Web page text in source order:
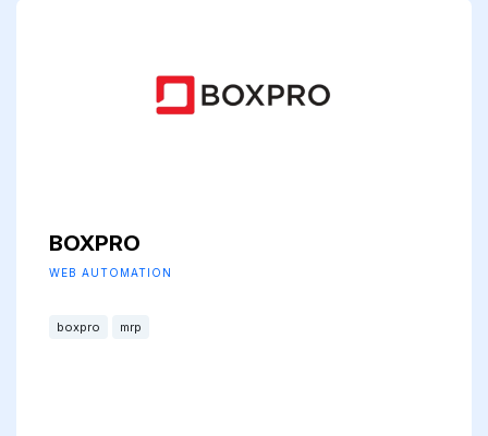
BOXPRO
WEB AUTOMATION
boxpro mrp